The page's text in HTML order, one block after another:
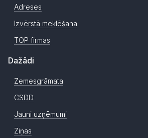
Adreses
Izvērstā meklēšana
TOP firmas
Dažādi
Zemesgrāmata
CSDD
Jauni uzņēmumi
Ziņas